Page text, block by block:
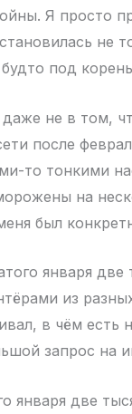
Я просто
не
под
не в том,
после
то тонкими
на
был
января две
из
в чём
запрос на
января две